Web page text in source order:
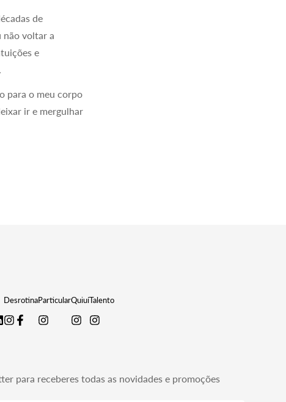
de
não voltar a
e
para o meu corpo
ir e mergulhar
DesrotinaParticularQuiuíTalento
para receberes todas as novidades e promoções